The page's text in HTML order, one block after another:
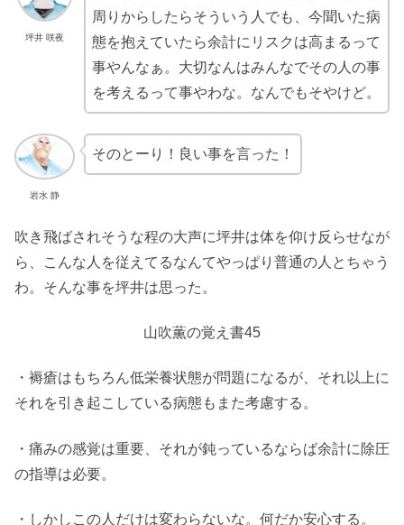
坪井 咲夜
周りからしたらそういう人でも、今聞いた病
態を抱えていたら余計にリスクは高まるって
事やんなぁ。大切なんはみんなでその人の事
を考えるって事やわな。なんでもそやけど。
岩水 静
そのとーり！良い事を言った！
吹き飛ばされそうな程の大声に坪井は体を仰け反らせなが
ら、こんな人を従えてるなんてやっぱり普通の人とちゃう
わ。そんな事を坪井は思った。
山吹薫の覚え書45
・褥瘡はもちろん低栄養状態が問題になるが、それ以上に
それを引き起こしている病態もまた考慮する。
・痛みの感覚は重要、それが鈍っているならば余計に除圧
の指導は必要。
・しかしこの人だけは変わらないな。何だか安心する。